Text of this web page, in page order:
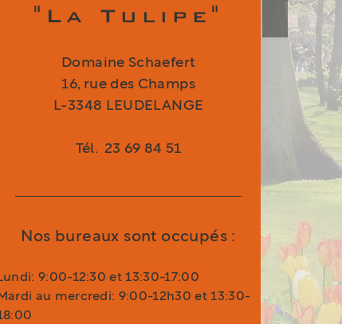
"La Tulipe"
Domaine Schaefert
16, rue des Champs
L-3348 LEUDELANGE
Tél. 23 69 84 51
Nos bureaux sont occupés :
Lundi: 9:00-12:30 et 13:30-17:00
Mardi au mercredi: 9:00-12h30 et 13:30-